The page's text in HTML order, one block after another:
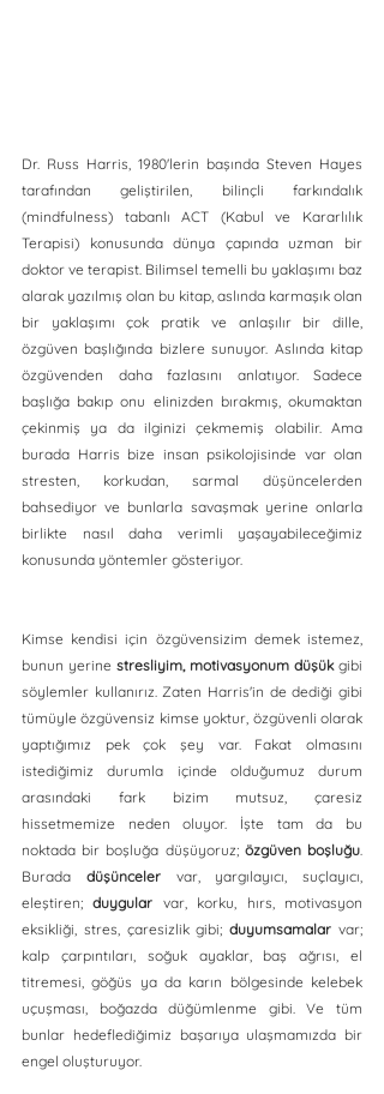
Dr. Russ Harris, 1980'lerin başında Steven Hayes
tarafından geliştirilen, bilinçli farkındalık
(mindfulness) tabanlı ACT (Kabul ve Kararlılık
Terapisi) konusunda dünya çapında uzman bir
doktor ve terapist. Bilimsel temelli bu yaklaşımı baz
alarak yazılmış olan bu kitap, aslında karmaşık olan
bir yaklaşımı çok pratik ve anlaşılır bir dille,
özgüven başlığında bizlere sunuyor. Aslında kitap
özgüvenden daha fazlasını anlatıyor. Sadece
başlığa bakıp onu elinizden bırakmış, okumaktan
çekinmiş ya da ilginizi çekmemiş olabilir. Ama
burada Harris bize insan psikolojisinde var olan
stresten, korkudan, sarmal düşüncelerden
bahsediyor ve bunlarla savaşmak yerine onlarla
birlikte nasıl daha verimli yaşayabileceğimiz
konusunda yöntemler gösteriyor.
Kimse kendisi için özgüvensizim demek istemez,
bunun yerine stresliyim, motivasyonum düşük gibi
söylemler kullanırız. Zaten Harris'in de dediği gibi
tümüyle özgüvensiz kimse yoktur, özgüvenli olarak
yaptığımız pek çok şey var. Fakat olmasını
istediğimiz durumla içinde olduğumuz durum
arasındaki fark bizim mutsuz, çaresiz
hissetmemize neden oluyor. İşte tam da bu
noktada bir boşluğa düşüyoruz; özgüven boşluğu
Burada düşünceler var, yargılayıcı, suçlayıcı,
eleştiren; duygular var, korku, hırs, motivasyon
eksikliği, stres, çaresizlik gibi; duyumsamalar var;
kalp çarpıntıları, soğuk ayaklar, baş ağrısı, el
titremesi, göğüs ya da karın bölgesinde kelebek
uçuşması, boğazda düğümlenme gibi. Ve tüm
bunlar hedeflediğimiz başarıya ulaşmamızda bir
engel oluşturuyor.